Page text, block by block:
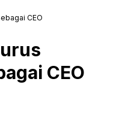
CEO
CEO